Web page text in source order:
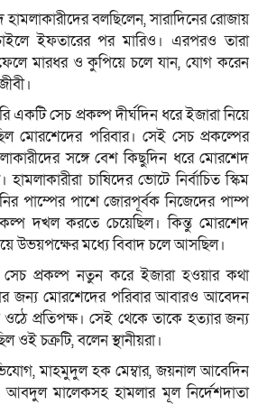
বলছিলেন, সারাদিনের রোজায়
ইফতারের পর মারিও। এরপরও তারা
মারধর ও কুপিয়ে চলে যান, যোগ করেন
একটি সেচ প্রকল্প দীর্ঘদিন ধরে ইজারা নিয়ে
মোরশেদের পরিবার। সেই সেচ প্রকল্পের
সঙ্গে বেশ কিছুদিন ধরে মোরশেদ
চাষিদের ভোটে নির্বাচিত স্কিম
পাম্পের পাশে জোরপূর্বক নিজেদের পাম্প
দখল করতে চেয়েছিল। কিন্তু মোরশেদ
উভয়পক্ষের মধ্যে বিবাদ চলে আসছিল।
প্রকল্প নতুন করে ইজারা হওয়ার কথা
জন্য মোরশেদের পরিবার আবারও আবেদন
প্রতিপক্ষ। সেই থেকে তাকে হত্যার জন্য
চক্রটি, বলেন স্থানীয়রা।
মাহমুদুল হক মেম্বার, জয়নাল আবেদিন
আবদুল মালেকসহ হামলার মূল নির্দেশদাতা